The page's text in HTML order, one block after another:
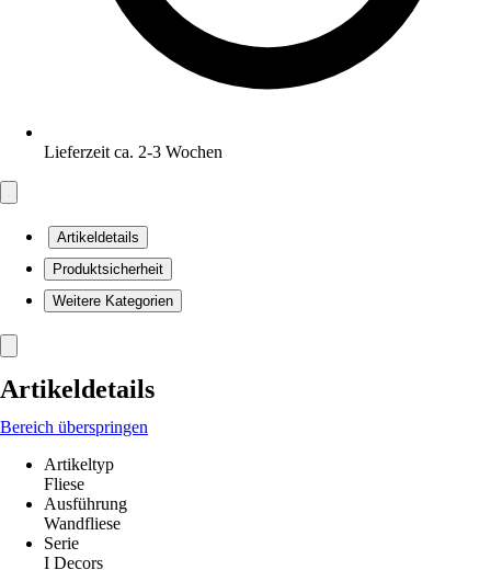
Lieferzeit ca. 2-3 Wochen
Artikeldetails
Produktsicherheit
Weitere Kategorien
Artikeldetails
Bereich überspringen
Artikeltyp
Fliese
Ausführung
Wandfliese
Serie
I Decors